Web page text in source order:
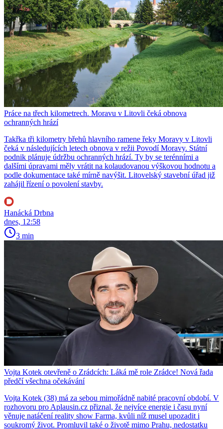
Práce na třech kilometrech. Moravu v Litovli čeká obnova
ochranných hrází
Takřka tři kilometry břehů hlavního ramene řeky Moravy v Litovli
čeká v následujících letech obnova v režii Povodí Moravy. Státní
podnik plánuje údržbu ochranných hrází. Ty by se terénními a
dalšími úpravami měly vrátit na kolaudovanou výškovou hodnotu a
podle dokumentace také mírně navýšit. Litovelský stavební úřad již
zahájil řízení o povolení stavby.
Hanácká Drbna
dnes, 12:58
3 min
Vojta Kotek otevřeně o Zrádcích: Láká mě role Zrádce! Nová řada
předčí všechna očekávání
Vojta Kotek (38) má za sebou mimořádně nabité pracovní období. V
rozhovoru pro Aplausin.cz přiznal, že nejvíce energie i času nyní
věnuje natáčení reality show Farma, kvůli níž musel upozadit i
soukromý život. Promluvil také o životě mimo Prahu, nedostatku